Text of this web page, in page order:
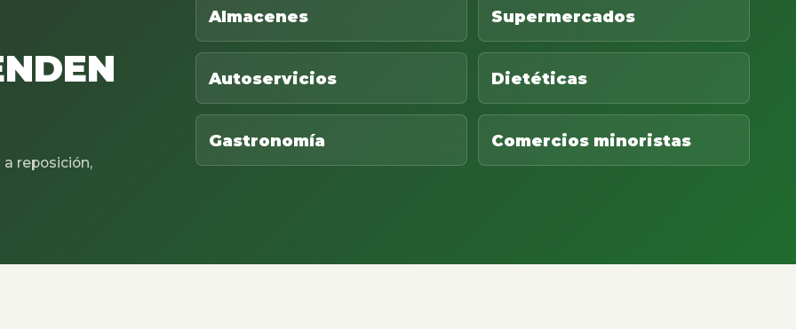
reposición,
Almacenes Supermercados
Autoservicios Dietéticas
Gastronomía Comercios minoristas